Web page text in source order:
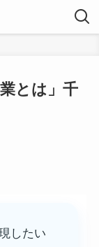
とは」千
したい